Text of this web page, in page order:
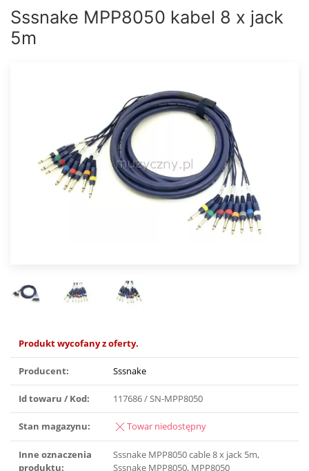
Sssnake MPP8050 kabel 8 x jack
5m
Produkt wycofany z oferty.
Producent: Sssnake
Id towaru / Kod: 117686 / SN-MPP8050
Stan magazynu: Towar niedostępny
Inne oznaczenia
produktu:
Sssnake MPP8050 cable 8 x jack 5m,
Sssnake MPP8050, MPP8050